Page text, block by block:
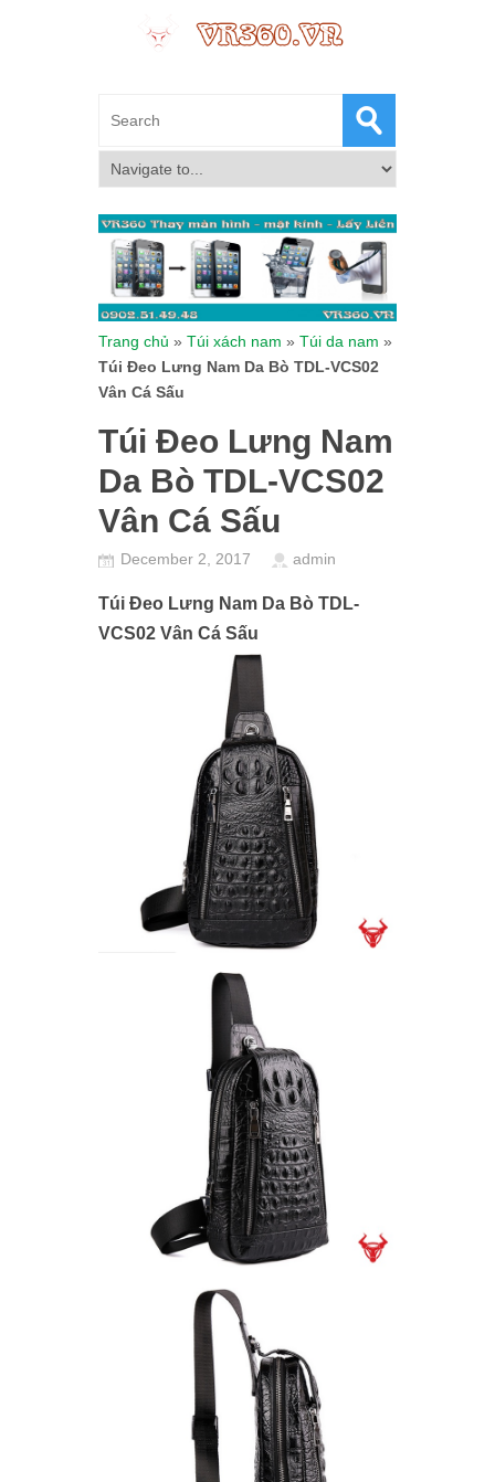
Trang chủ » Túi xách nam » Túi da nam »
Túi Đeo Lưng Nam Da Bò TDL-VCS02
Vân Cá Sấu
Túi Đeo Lưng Nam
Da Bò TDL-VCS02
Vân Cá Sấu
December 2, 2017 admin
Túi Đeo Lưng Nam Da Bò TDL-
VCS02 Vân Cá Sấu